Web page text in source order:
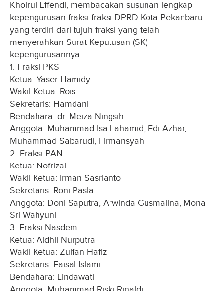
Khoirul Effendi, membacakan susunan lengkap
kepengurusan fraksi-fraksi DPRD Kota Pekanbaru
yang terdiri dari tujuh fraksi yang telah
menyerahkan Surat Keputusan (SK)
kepengurusannya.
1. Fraksi PKS
Ketua: Yaser Hamidy
Wakil Ketua: Rois
Sekretaris: Hamdani
Bendahara: dr. Meiza Ningsih
Anggota: Muhammad Isa Lahamid, Edi Azhar,
Muhammad Sabarudi, Firmansyah
2. Fraksi PAN
Ketua: Nofrizal
Wakil Ketua: Irman Sasrianto
Sekretaris: Roni Pasla
Anggota: Doni Saputra, Arwinda Gusmalina, Mona
Sri Wahyuni
3. Fraksi Nasdem
Ketua: Aidhil Nurputra
Wakil Ketua: Zulfan Hafiz
Sekretaris: Faisal Islami
Bendahara: Lindawati